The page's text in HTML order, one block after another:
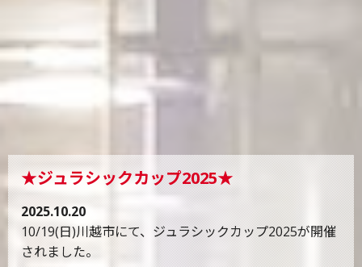
★ジュラシックカップ2025★
2025.10.20
10/19(日)川越市にて、ジュラシックカップ2025が開催
されました。